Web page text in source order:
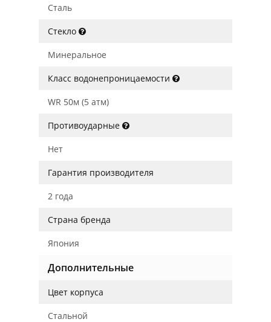
Сталь
Стекло
Минеральное
Класс водонепроницаемости
WR 50м (5 атм)
Противоударные
Нет
Гарантия производителя
2 года
Страна бренда
Япония
Дополнительные
Цвет корпуса
Стальной